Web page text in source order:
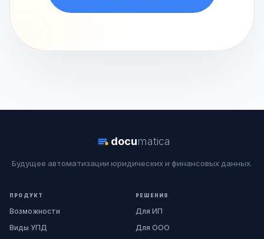
documatica
Будущее автоматизации юридических и финансовых данных.
ПРОДУКТ
Возможности
Виды УПД
РЕШЕНИЯ
Для ИП
Для ООО